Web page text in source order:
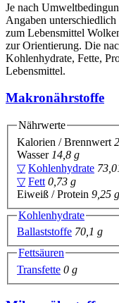
Je nach
Angaben
zum Lebensmittel
zur Orientierung. Die
Kohlenhydrate, Fette,
Lebensmittel.
Makronährstoffe
Nährwerte
Kalorien / Brennwert
Wasser 14,8 g
▽ Kohlenhydrate
▽ Fett 0,73 g
Eiweiß / Protein 9,25 g
Kohlenhydrate
Ballaststoffe 70,1 g
Fettsäuren
Transfette 0 g